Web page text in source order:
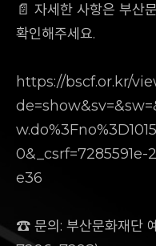
📄 자세한 사항은 부산
확인해주세요.
https://bscf.or.kr/
e36
☎️ 문의: 부산문화재단